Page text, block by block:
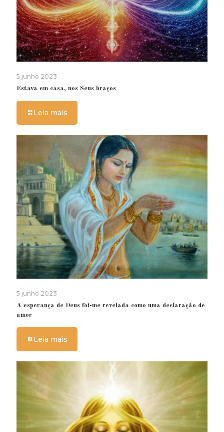
5 junho 2023
Estava em casa, nos Seus braços
Leia mais
5 junho 2023
A esperança de Deus foi-me revelada como uma declaração de
amor
Leia mais